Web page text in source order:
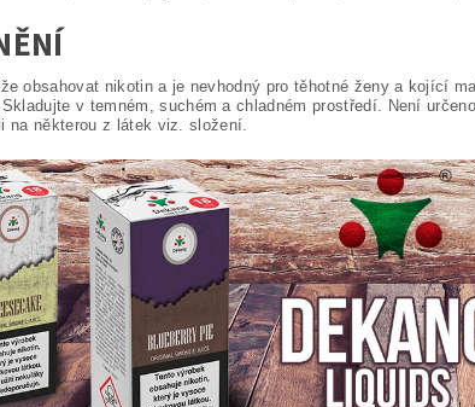
obsahovat nikotin a je nevhodný pro těhotné ženy a kojící
v temném, suchém a chladném prostředí. Není
na některou z látek viz. složení.